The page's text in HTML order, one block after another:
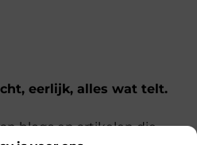
eerlijk, alles wat telt.
blogs en artikelen die